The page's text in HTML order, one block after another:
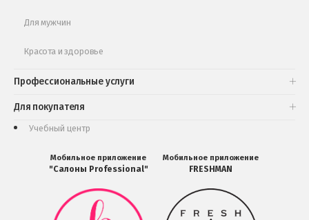
Для мужчин
Красота и здоровье
Профессиональные услуги
Для покупателя
Учебный центр
Мобильное приложение
"Салоны Professional"
Мобильное
приложение
Салоны
Мобильное приложение
FRESHMAN
Мобильное
приложение
FRESHMAN